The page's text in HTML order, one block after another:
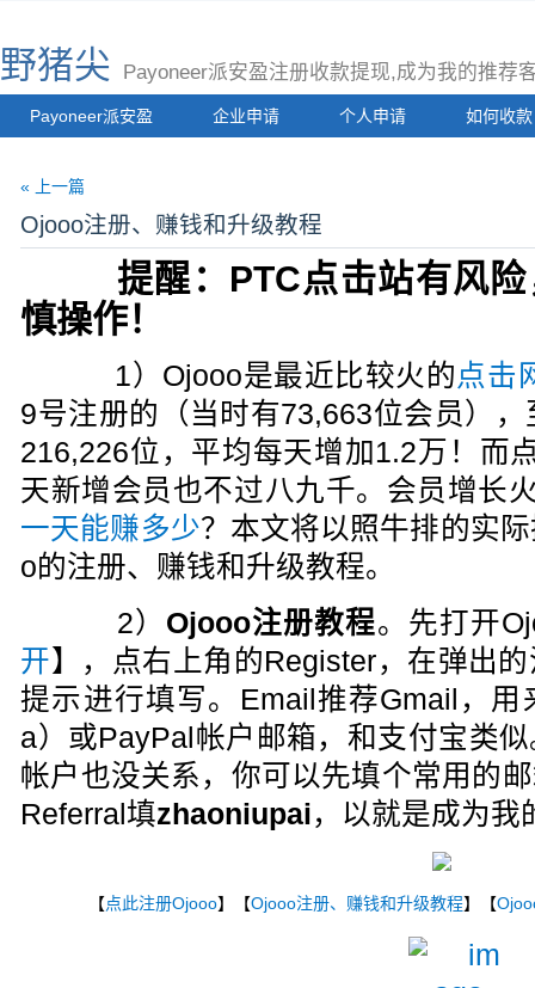
野猪尖 Payoneer派安盈注册收款提现,成为我的推荐
Payoneer派安盈 企业申请 个人申请 如何收款
« 上一篇
Ojooo注册、赚钱和升级教程
提醒：PTC点击站有风
慎操作！
1）Ojooo是最近比较火的点击
9号注册的（当时有73,663位会员）
216,226位，平均每天增加1.2万！而
天新增会员也不过八九千。会员增长
一天能赚多少？本文将以照牛排的实
o的注册、赚钱和升级教程。
2） Ojooo注册教程。先打开
开】，点右上角的Register，在弹出
提示进行填写。Email推荐Gmail，
a）或PayPal帐户邮箱，和支付宝类
帐户也没关系，你可以先填个常用的
Referral填zhaoniupai，以就是成为我
【点此注册Ojooo】【Ojooo注册、赚钱和升级教程】【